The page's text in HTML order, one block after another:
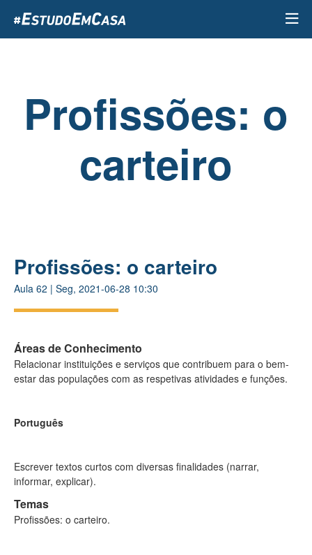
para
o
Profissões: o
carteiro
Profissões: o carteiro
Aula 62 | Seg, 2021-06-28 10:30
Áreas de Conhecimento
Relacionar instituições e serviços que contribuem para o bem-
estar das populações com as respetivas atividades e funções.
Português
Escrever textos curtos com diversas finalidades (narrar,
informar, explicar).
Temas
Profissões: o carteiro.